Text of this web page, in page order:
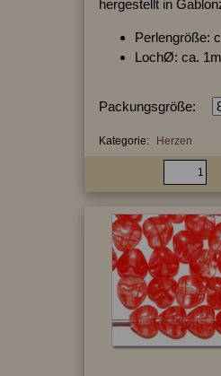
hergestellt in
Perlengröße:
LochØ: ca.
Packungsgröße:
Kategorie: Herzen